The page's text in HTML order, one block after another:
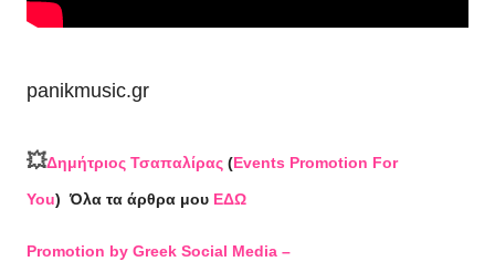
panikmusic.gr
💥Δημήτριος Τσαπαλίρας (Events Promotion For
You) Όλα τα άρθρα μου ΕΔΩ
Promotion by Greek Social Media –